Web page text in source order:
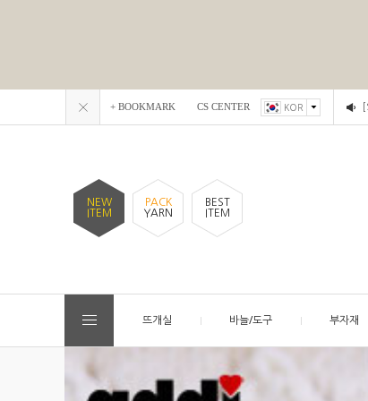
+ BOOKMARK CS CENTER KOR
NEW
ITEM
PACK
YARN
BEST
ITEM
뜨개실 바늘/도구 부자재